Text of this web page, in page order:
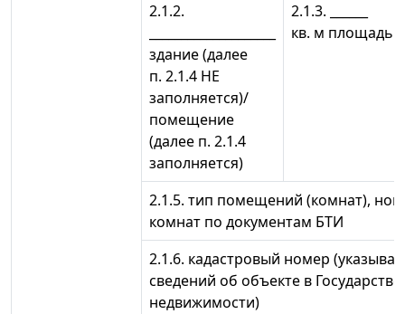
2.1.2.
здание (далее
п. 2.1.4 НЕ
заполняется)/
помещение
(далее п. 2.1.4
заполняется)
2.1.3. ______
кв. м площадь
2.1.5. тип помещений (комнат),
комнат по документам БТИ
2.1.6. кадастровый номер
сведений об объекте в
недвижимости)